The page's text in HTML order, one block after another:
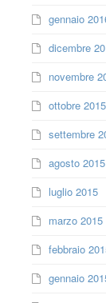
gennaio
dicembre
novembre
ottobre 2015
settembre
agosto 2015
luglio 2015
marzo 2015
febbraio
gennaio